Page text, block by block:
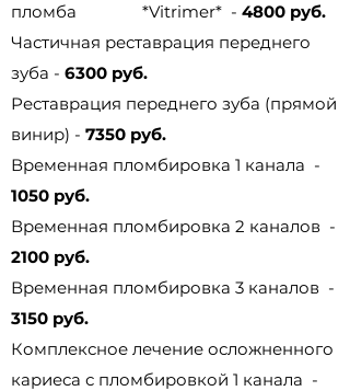
пломба *Vitrimer* - 4800 руб.
Частичная реставрация переднего
зуба - 6300 руб.
Реставрация переднего зуба (прямой
винир) - 7350 руб.
Временная пломбировка 1 канала -
1050 руб.
Временная пломбировка 2 каналов -
2100 руб.
Временная пломбировка 3 каналов -
3150 руб.
Комплексное лечение осложненного
кариеса с пломбировкой 1 канала -